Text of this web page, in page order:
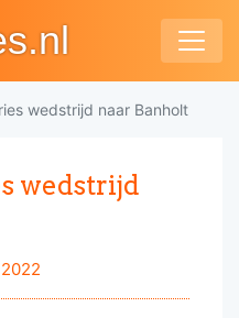
wedstrijd naar Banholt
wedstrijd